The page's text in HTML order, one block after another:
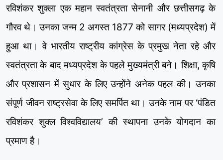
रविशंकर शुक्ला एक महान स्वतंत्रता सेनानी और छत्तीसगढ़ के
गौरव थे। उनका जन्म 2 अगस्त 1877 को सागर (मध्यप्रदेश) में
हुआ था। वे भारतीय राष्ट्रीय कांग्रेस के प्रमुख नेता रहे और
स्वतंत्रता के बाद मध्यप्रदेश के पहले मुख्यमंत्री बने। शिक्षा, कृषि
और प्रशासन में सुधार के लिए उन्होंने अनेक पहल की। उनका
संपूर्ण जीवन राष्ट्रसेवा के लिए समर्पित था। उनके नाम पर ‘पंडित
रविशंकर शुक्ल विश्वविद्यालय’ की स्थापना उनके योगदान का
प्रमाण है।